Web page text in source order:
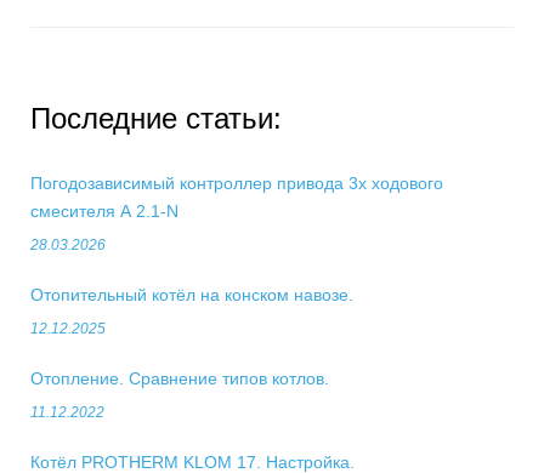
Последние статьи:
Погодозависимый контроллер привода 3х ходового
смесителя А 2.1-N
28.03.2026
Отопительный котёл на конском навозе.
12.12.2025
Отопление. Сравнение типов котлов.
11.12.2022
Котёл PROTHERM KLOM 17. Настройка.